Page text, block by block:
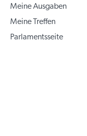
Meine Ausgaben
Meine Treffen
Parlamentsseite